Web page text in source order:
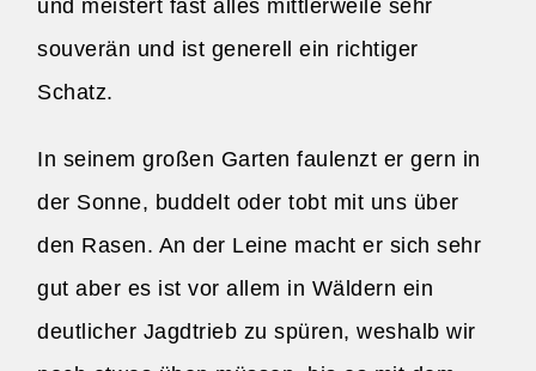
und meistert fast alles mittlerweile sehr
souverän und ist generell ein richtiger
Schatz.
In seinem großen Garten faulenzt er gern in
der Sonne, buddelt oder tobt mit uns über
den Rasen. An der Leine macht er sich sehr
gut aber es ist vor allem in Wäldern ein
deutlicher Jagdtrieb zu spüren, weshalb wir